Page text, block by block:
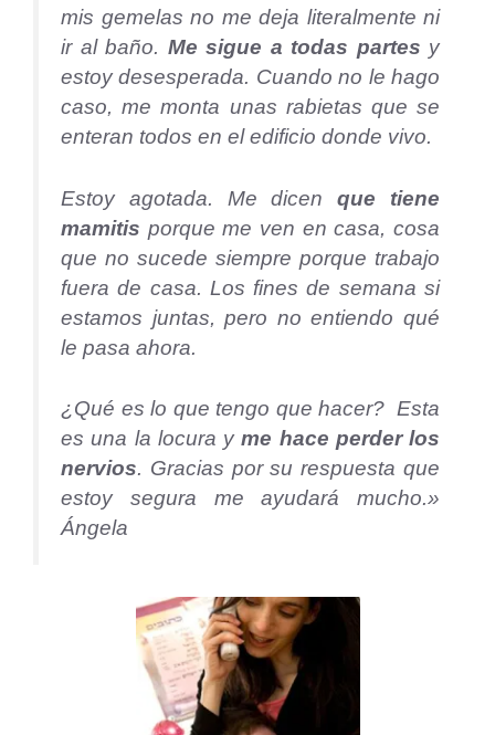
mis gemelas no me deja literalmente ni
ir al baño. Me sigue a todas partes y
estoy desesperada. Cuando no le hago
caso, me monta unas rabietas que se
enteran todos en el edificio donde vivo.
Estoy agotada. Me dicenque tiene
mamitis porque me ven en casa, cosa
que no sucede siempre porque trabajo
fuera de casa. Los fines de semana si
estamos juntas, pero no entiendo qué
le pasa ahora.
¿Qué es lo que tengo que hacer? Esta
es una la locura yme hace perder los
nervios. Gracias por su respuesta que
estoy segura me ayudará mucho.»
Ángela